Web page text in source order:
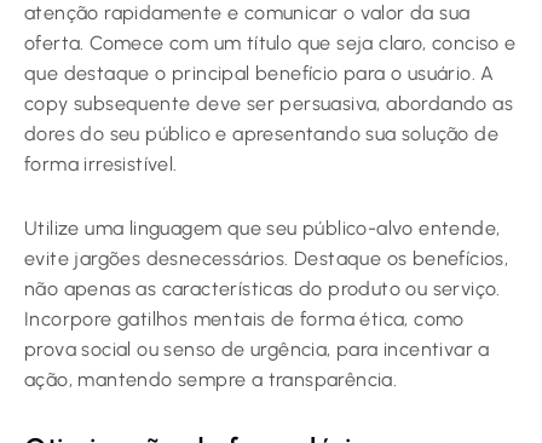
atenção rapidamente e comunicar o valor da sua
oferta. Comece com um título que seja claro, conciso e
que destaque o principal benefício para o usuário. A
copy subsequente deve ser persuasiva, abordando as
dores do seu público e apresentando sua solução de
forma irresistível.
Utilize uma linguagem que seu público-alvo entende,
evite jargões desnecessários. Destaque os benefícios,
não apenas as características do produto ou serviço.
Incorpore gatilhos mentais de forma ética, como
prova social ou senso de urgência, para incentivar a
ação, mantendo sempre a transparência.